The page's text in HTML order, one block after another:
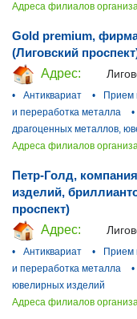
Адреса филиалов
Gold premium,
(Лиговский
Адрес:
•
Антиквариат • Прием
и переработка металла
•
драгоценных металлов,
Адреса филиалов
Петр-Голд,
изделий,
проспект)
Адрес:
•
Антиквариат • Прием
и переработка металла
•
ювелирных изделий
Адреса филиалов